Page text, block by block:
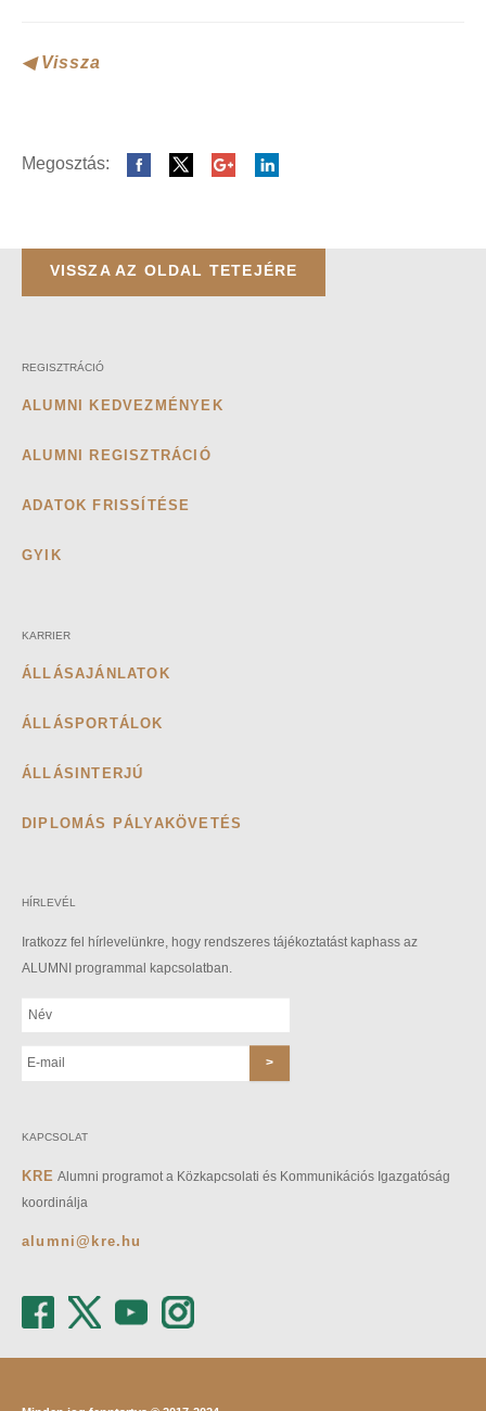
◀ Vissza
Megosztás:
VISSZA AZ OLDAL TETEJÉRE
REGISZTRÁCIÓ
ALUMNI KEDVEZMÉNYEK
ALUMNI REGISZTRÁCIÓ
ADATOK FRISSÍTÉSE
GYIK
KARRIER
ÁLLÁSAJÁNLATOK
ÁLLÁSPORTÁLOK
ÁLLÁSINTERJÚ
DIPLOMÁS PÁLYAKÖVETÉS
HÍRLEVÉL
Iratkozz fel hírlevelünkre, hogy rendszeres tájékoztatást kaphass az
ALUMNI programmal kapcsolatban.
KAPCSOLAT
KRE Alumni programot a Közkapcsolati és Kommunikációs Igazgatóság
koordinálja
alumni@kre.hu